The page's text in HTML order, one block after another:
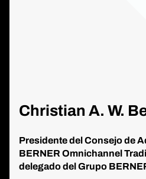
Christian A. W.
Presidente del Consejo de
BERNER Omnichannel
delegado del Grupo